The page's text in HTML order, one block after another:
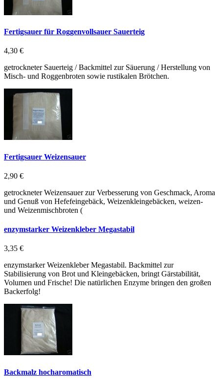
Fertigsauer für Roggenvollsauer Sauerteig
4,30 €
getrockneter Sauerteig / Backmittel zur Säuerung / Herstellung von
Misch- und Roggenbroten sowie rustikalen Brötchen.
Fertigsauer Weizensauer
2,90 €
getrockneter Weizensauer zur Verbesserung von Geschmack, Aroma
und Genuß von Hefefeingebäck, Weizenkleingebäcken, weizen-
und Weizenmischbroten (
enzymstarker Weizenkleber Megastabil
3,35 €
enzymstarker Weizenkleber Megastabil. Backmittel zur
Stabilisierung von Brot und Kleingebäcken, bringt Gärstabilität,
Volumen und Frische! Die natürlichen Enzyme bringen den großen
Backerfolg!
Backmalz hocharomatisch